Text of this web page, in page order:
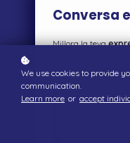
Conversa
Millora la teva
confiança i
We use cookies to provide
communication.
Learn more or accept